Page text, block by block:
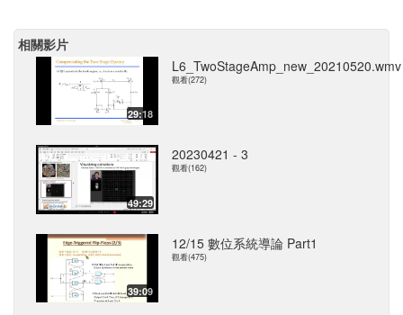
相關影片
29:18
L6_TwoStageAmp_new_20210520.wmv
觀看(272)
49:29
20230421 - 3
觀看(162)
39:09
12/15 數位系統導論 Part1
觀看(475)